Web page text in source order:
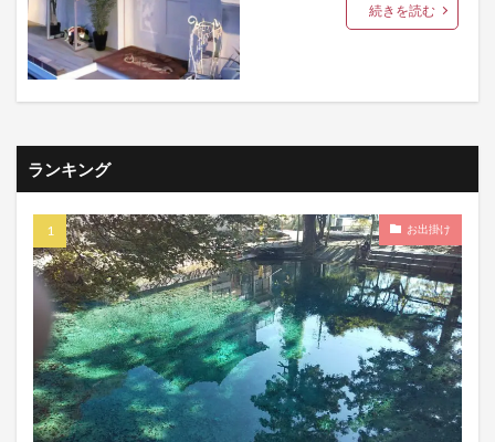
続きを読む
ランキング
お出掛け